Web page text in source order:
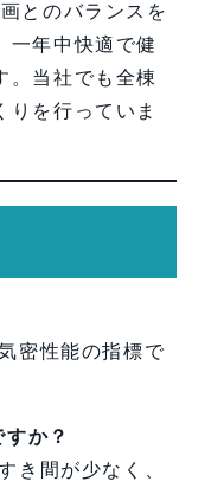
とのバランスを
一年中快適で健
。当社でも全棟
りを行っていま
密性能の指標で
か？
き間が少なく、